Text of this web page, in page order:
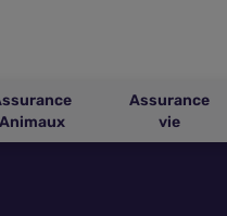
Animaux
Assurance
vie